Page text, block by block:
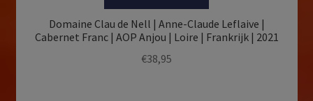
Domaine Clau de Nell | Anne-Claude Leflaive |
Cabernet Franc | AOP Anjou | Loire | Frankrijk | 2021
€38,95